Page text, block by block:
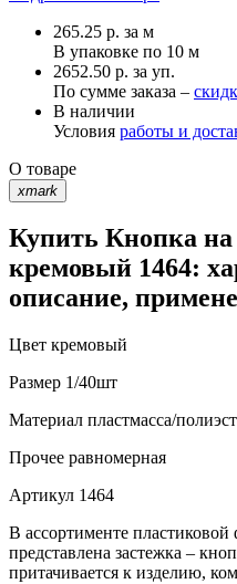
265.25 р. за м
В упаковке по 10 м
2652.50 р. за уп.
По сумме заказа –
В наличии
Условия работы и
О товаре
xmark
Купить Кнопка
кремовый 1464:
описание,
Цвет кремовый
Размер 1/40шт
Материал пластмасса/
Прочее равномерная
Артикул 1464
В ассортименте
представлена застежка –
притачивается к изделию,